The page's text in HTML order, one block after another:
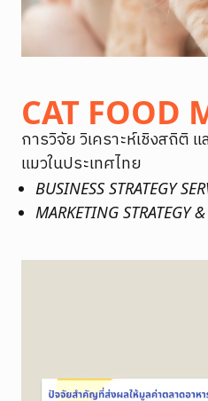
CAT FOOD
การวิจัย วิเคราะห์เชิงสถิติ
แมวในประเทศไทย
BUSINESS STRATEGY
MARKETING STRATEGY